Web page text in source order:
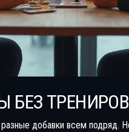
БЕЗ
разные добавки всем